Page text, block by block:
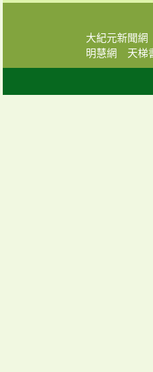
大紀元新聞網
明慧網
天梯